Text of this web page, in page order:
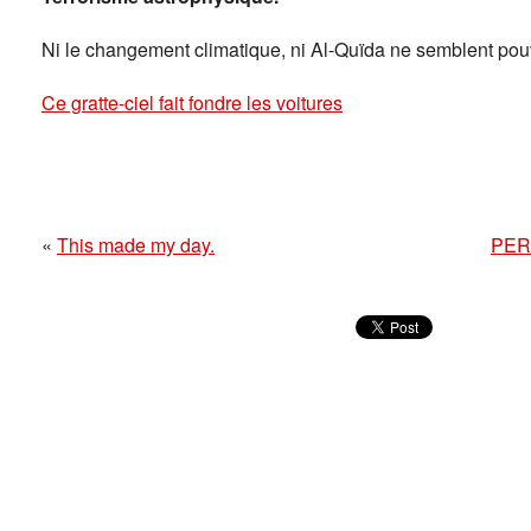
Ni le changement climatique, ni Al-Quïda ne semblent
Ce gratte-ciel fait fondre les voitures
« This made my day.